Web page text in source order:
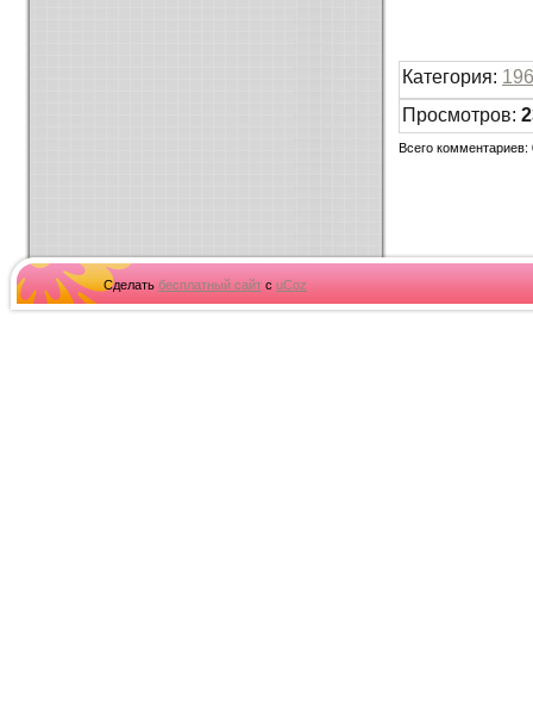
Категория:
Просмотров:
Всего комментариев:
Сделать бесплатный сайт с uCoz